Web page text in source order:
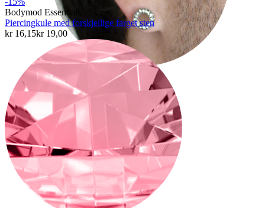
Stretching
14K gullsmykker
Bodymod Essentials
Piercingkule med forskjellige farget sten
kr 16,15kr 19,00